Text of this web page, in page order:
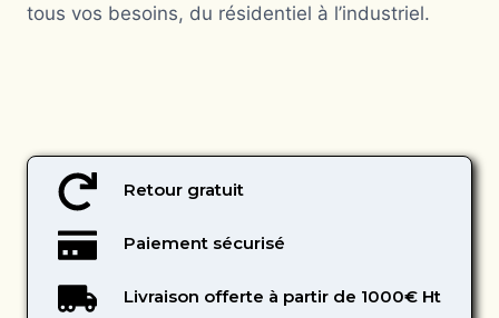
tous vos besoins, du résidentiel à l’industriel.
Retour gratuit
Paiement sécurisé
Livraison offerte à partir de 1000€ Ht